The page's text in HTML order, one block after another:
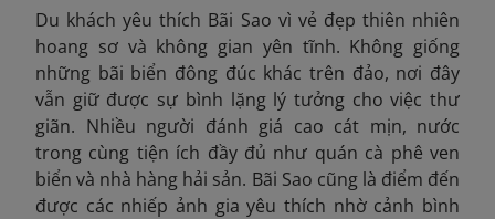
Du khách yêu thích Bãi Sao vì vẻ đẹp thiên nhiên
hoang sơ và không gian yên tĩnh. Không giống
những bãi biển đông đúc khác trên đảo, nơi đây
vẫn giữ được sự bình lặng lý tưởng cho việc thư
giãn. Nhiều người đánh giá cao cát mịn, nước
trong cùng tiện ích đầy đủ như quán cà phê ven
biển và nhà hàng hải sản. Bãi Sao cũng là điểm đến
được các nhiếp ảnh gia yêu thích nhờ cảnh bình